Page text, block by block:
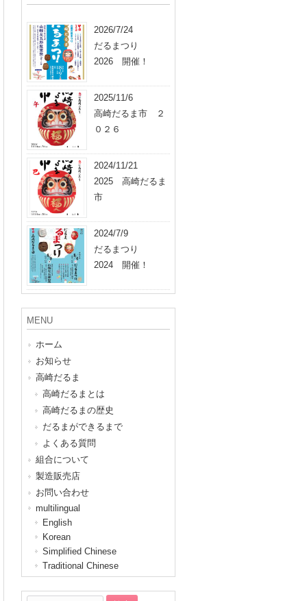
2026/7/24
だるまつり
2026 開催！
2025/11/6
高崎だるま市 ２
０２６
2024/11/21
2025 高崎だるま
市
2024/7/9
だるまつり
2024 開催！
MENU
ホーム
お知らせ
高崎だるま
高崎だるまとは
高崎だるまの歴史
だるまができるまで
よくある質問
組合について
製造販売店
お問い合わせ
multilingual
English
Korean
Simplified Chinese
Traditional Chinese